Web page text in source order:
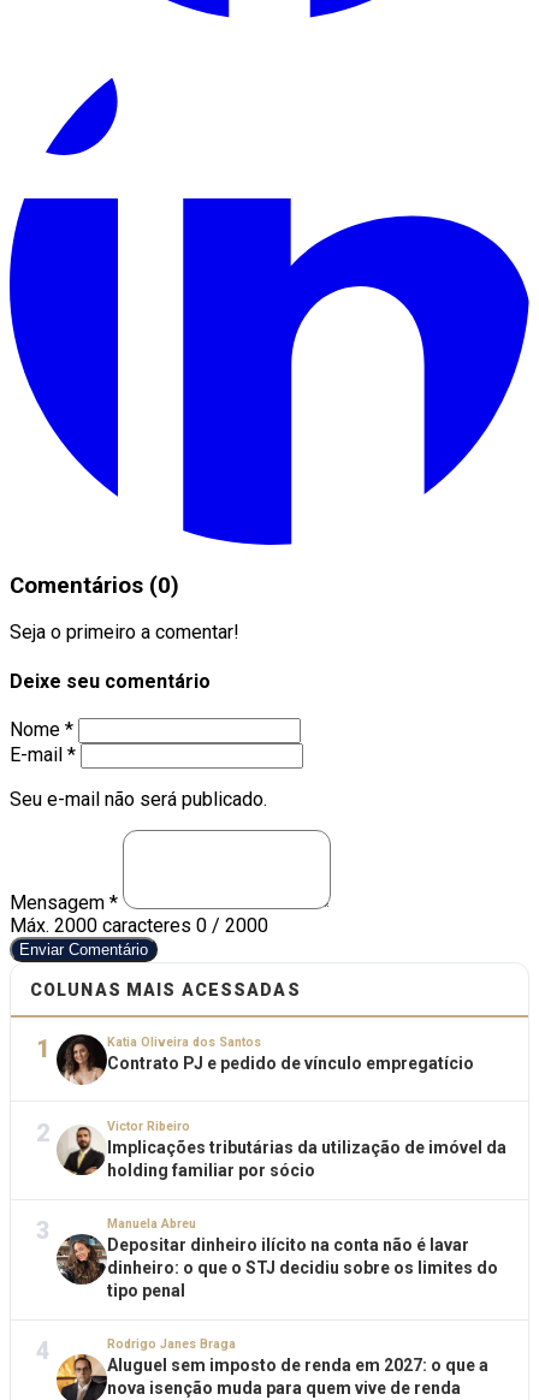
Comentários (0)
Seja o primeiro a comentar!
Deixe seu comentário
Nome *
E-mail *
Seu e-mail não será publicado.
Mensagem *
Máx. 2000 caracteres 0 / 2000
Enviar Comentário
COLUNAS MAIS ACESSADAS
1 Katia Oliveira dos Santos
Contrato PJ e pedido de vínculo empregatício
2 Victor Ribeiro
Implicações tributárias da utilização de imóvel da
holding familiar por sócio
3 Manuela Abreu
Depositar dinheiro ilícito na conta não é lavar
dinheiro: o que o STJ decidiu sobre os limites do
tipo penal
4 Rodrigo Janes Braga
Aluguel sem imposto de renda em 2027: o que a
nova isenção muda para quem vive de renda